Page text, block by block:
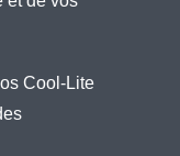
Cool-Lite